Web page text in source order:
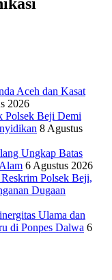
Aceh dan Kasat
2026
Polsek Beji Demi
8 Agustus
Ungkap Batas
6 Agustus 2026
Polsek Beji,
Dugaan
Ulama dan
di Ponpes Dalwa 6